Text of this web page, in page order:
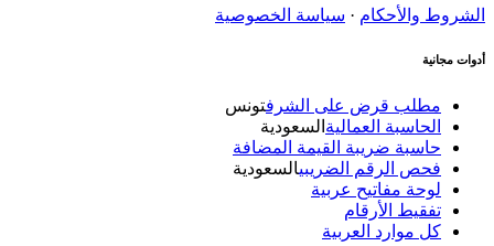
الشروط والأحكام· سياسة الخصوصية
أدوات مجانية
مطلب قرض على الشرف تونس
الحاسبة العماليةالسعودية
حاسبة ضريبة القيمة المضافة
فحص الرقم الضريبيالسعودية
لوحة مفاتيح عربية
تفقيط الأرقام
كل موارد العربية